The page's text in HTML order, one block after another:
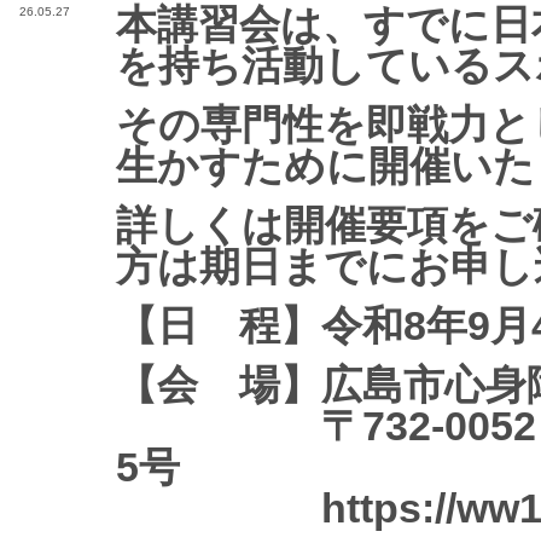
26.05.27
本講習会は、すでに
を持ち活動している
その専門性を即戦力
生かすために開催い
詳しくは開催要項を
方は期日までにお申
【日 程】令和8年9
【会 場】広島市心
〒732-0052 広島
5号
https://